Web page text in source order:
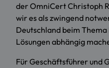
der OmniCert Christoph
wir es als zwingend
Deutschland beim
Lösungen abhängig
Für Geschäftsführer und